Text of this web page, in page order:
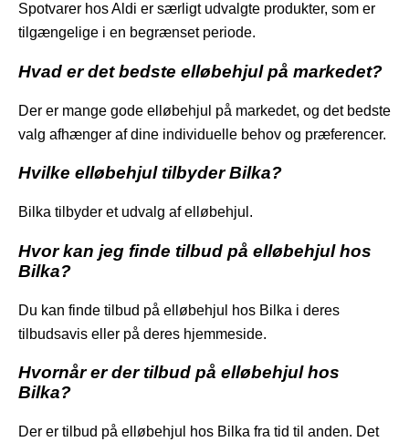
Spotvarer hos Aldi er særligt udvalgte produkter, som er
tilgængelige i en begrænset periode.
Hvad er det bedste elløbehjul på markedet?
Der er mange gode elløbehjul på markedet, og det bedste
valg afhænger af dine individuelle behov og præferencer.
Hvilke elløbehjul tilbyder Bilka?
Bilka tilbyder et udvalg af elløbehjul.
Hvor kan jeg finde tilbud på elløbehjul hos
Bilka?
Du kan finde tilbud på elløbehjul hos Bilka i deres
tilbudsavis eller på deres hjemmeside.
Hvornår er der tilbud på elløbehjul hos
Bilka?
Der er tilbud på elløbehjul hos Bilka fra tid til anden. Det